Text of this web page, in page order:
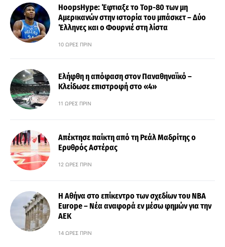
HoopsHype: Έφτιαξε το Top-80 των μη
Αμερικανών στην ιστορία του μπάσκετ – Δύο
Έλληνες και ο Φουρνιέ στη λίστα
10 ΏΡΕΣ ΠΡΙΝ
Ελήφθη η απόφαση στον Παναθηναϊκό –
Κλείδωσε επιστροφή στο «4»
11 ΏΡΕΣ ΠΡΙΝ
Απέκτησε παίκτη από τη Ρεάλ Μαδρίτης ο
Ερυθρός Αστέρας
12 ΏΡΕΣ ΠΡΙΝ
Η Αθήνα στο επίκεντρο των σχεδίων του NBA
Europe – Νέα αναφορά εν μέσω φημών για την
ΑΕΚ
14 ΏΡΕΣ ΠΡΙΝ